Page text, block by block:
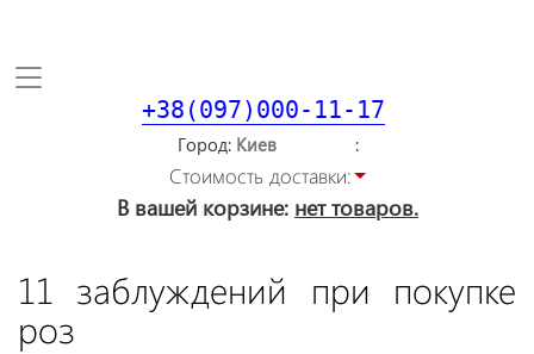
Toggle
+38(097)000-11-17
Город
Стоимость доставки:
В вашей корзине: нет товаров.
11 заблуждений при покупке
роз